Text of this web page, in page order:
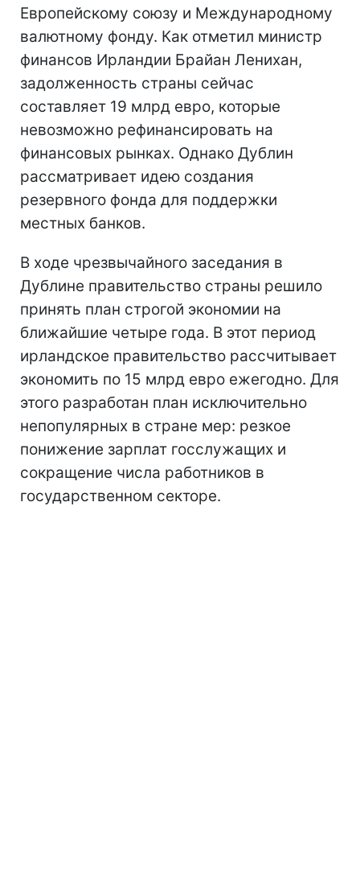
Европейскому союзу и Международному
валютному фонду. Как отметил министр
финансов Ирландии Брайан Ленихан,
задолженность страны сейчас
составляет 19 млрд евро, которые
невозможно рефинансировать на
финансовых рынках. Однако Дублин
рассматривает идею создания
резервного фонда для поддержки
местных банков.
В ходе чрезвычайного заседания в
Дублине правительство страны решило
принять план строгой экономии на
ближайшие четыре года. В этот период
ирландское правительство рассчитывает
экономить по 15 млрд евро ежегодно. Для
этого разработан план исключительно
непопулярных в стране мер: резкое
понижение зарплат госслужащих и
сокращение числа работников в
государственном секторе.